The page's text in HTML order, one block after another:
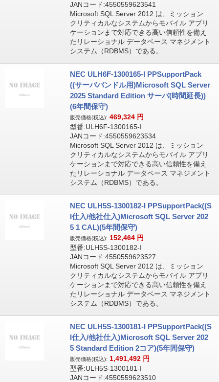
JANコード:4550559623541
Microsoft SQL Server 2012 は、ミッション
クリティカルなシステムからモバイル アプリ
ケーションまで対応できる高い信頼性を備え
たリレーショナル データベース マネジメント
システム（RDBMS）である。
NEC ULH6F-1300165-I PPSupportPack
((サーババンドル用)Microsoft SQL Server
2025 Standard Edition サーバ(時間延長))
(6年間保守)
販売価格(税込): 469,324 円
型番:ULH6F-1300165-I
JANコード:4550559623534
Microsoft SQL Server 2012 は、ミッション
クリティカルなシステムからモバイル アプリ
ケーションまで対応できる高い信頼性を備え
たリレーショナル データベース マネジメント
システム（RDBMS）である。
NEC ULH5S-1300182-I PPSupportPack((S
I仕入/他社仕入)Microsoft SQL Server 202
5 1 CAL)(5年間保守)
販売価格(税込): 152,464 円
型番:ULH5S-1300182-I
JANコード:4550559623527
Microsoft SQL Server 2012 は、ミッション
クリティカルなシステムからモバイル アプリ
ケーションまで対応できる高い信頼性を備え
たリレーショナル データベース マネジメント
システム（RDBMS）である。
NEC ULH5S-1300181-I PPSupportPack((S
I仕入/他社仕入)Microsoft SQL Server 202
5 Standard Edition 2コア)(5年間保守)
販売価格(税込): 1,491,492 円
型番:ULH5S-1300181-I
JANコード:4550559623510